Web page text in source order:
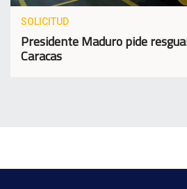
SOLICITUD
Presidente Maduro pide
Caracas